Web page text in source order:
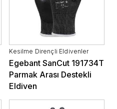
Kesilme Dirençli Eldivenler
Egebant SanCut 191734T
Parmak Arası Destekli
Eldiven